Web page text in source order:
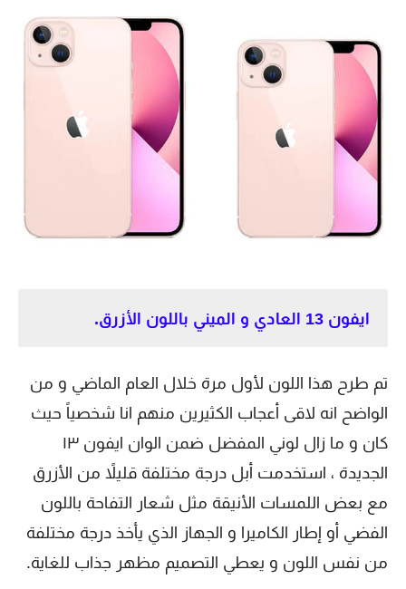
ايفون 13 العادي و الميني باللون الأزرق.
تم طرح هذا اللون لأول مرة خلال العام الماضي و من
الواضح انه لاقى أعجاب الكثيرين منهم انا شخصياً حيث
كان و ما زال لوني المفضل ضمن الوان ايفون ١٣
الجديدة ، استخدمت أبل درجة مختلفة قليلاً من الأزرق
مع بعض اللمسات الأنيقة مثل شعار التفاحة باللون
الفضي أو إطار الكاميرا و الجهاز الذي يأخذ درجة مختلفة
من نفس اللون و يعطي التصميم مظهر جذاب للغاية.